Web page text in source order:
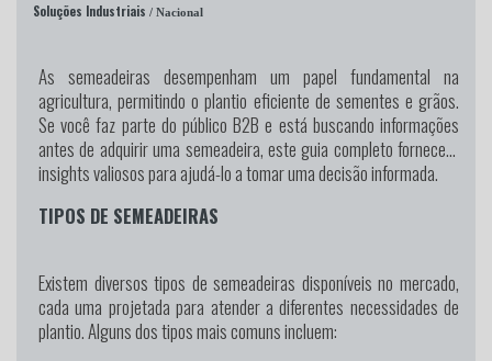
Soluções Industriais / Nacional
As semeadeiras desempenham um papel fundamental na
agricultura, permitindo o plantio eficiente de sementes e grãos.
Se você faz parte do público B2B e está buscando informações
antes de adquirir uma semeadeira, este guia completo fornecerá
insights valiosos para ajudá-lo a tomar uma decisão informada.
TIPOS DE SEMEADEIRAS
Existem diversos tipos de semeadeiras disponíveis no mercado,
cada uma projetada para atender a diferentes necessidades de
plantio. Alguns dos tipos mais comuns incluem: